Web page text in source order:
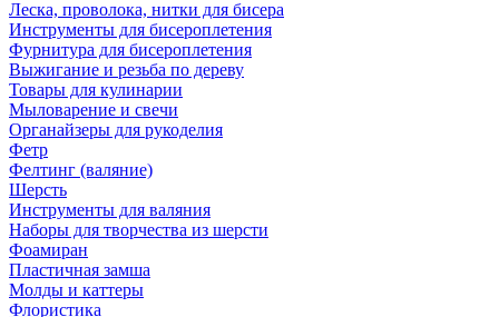
Леска, проволока, нитки для бисера
Инструменты для бисероплетения
Фурнитура для бисероплетения
Выжигание и резьба по дереву
Товары для кулинарии
Мыловарение и свечи
Органайзеры для рукоделия
Фетр
Фелтинг (валяние)
Шерсть
Инструменты для валяния
Наборы для творчества из шерсти
Фоамиран
Пластичная замша
Молды и каттеры
Флористика